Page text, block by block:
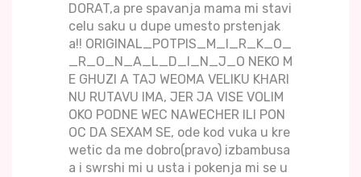
DORAT,a pre spavanja mama mi stavi
celu saku u dupe umesto prstenjak
a!! ORIGINAL_POTPIS_M_I_R_K_O_
_R_O_N_A_L_D_I_N_J_O NEKO M
E GHUZI A TAJ WEOMA VELIKU KHARI
NU RUTAVU IMA, JER JA VISE VOLIM
OKO PODNE WEC NAWECHER ILI PON
OC DA SEXAM SE, ode kod vuka u kre
wetic da me dobro(pravo) izbambusa
a i swrshi mi u usta i pokenja mi se u